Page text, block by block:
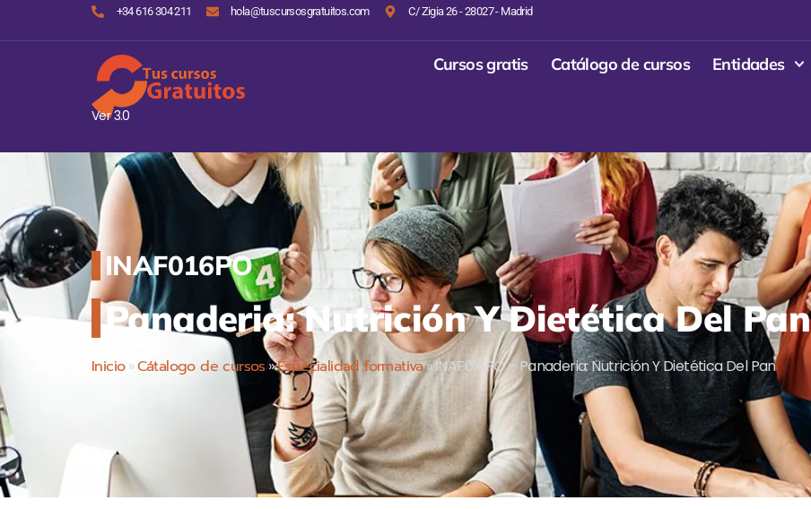
+34 616 304 211 hola@tuscursosgratuitos.com C/ Zigia 26 - 28027 - Madrid
Ver 3.0
Cursos gratis Catálogo de cursos Entidades
INAF016PO
Panaderia: Nutrición Y Dietética Del Pan
Inicio»Cátalogo de cursos»Especialidad formativa»INAF016PO – Panaderia: Nutrición Y Dietética Del Pan